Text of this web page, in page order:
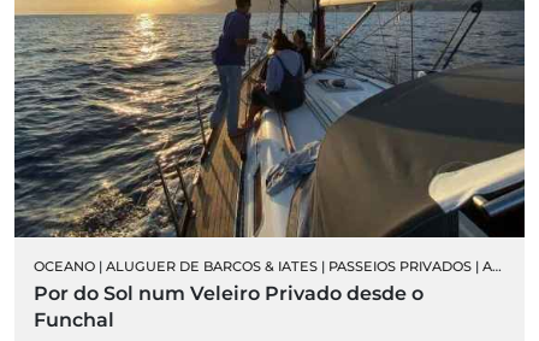
OCEANO | ALUGUER DE BARCOS & IATES | PASSEIOS PRIVADOS | ALUGUER DE VELEIROS PRIVADOS
Por do Sol num Veleiro Privado desde o
Funchal